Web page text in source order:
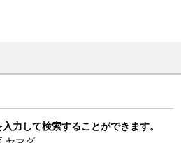
力して検索することができます。